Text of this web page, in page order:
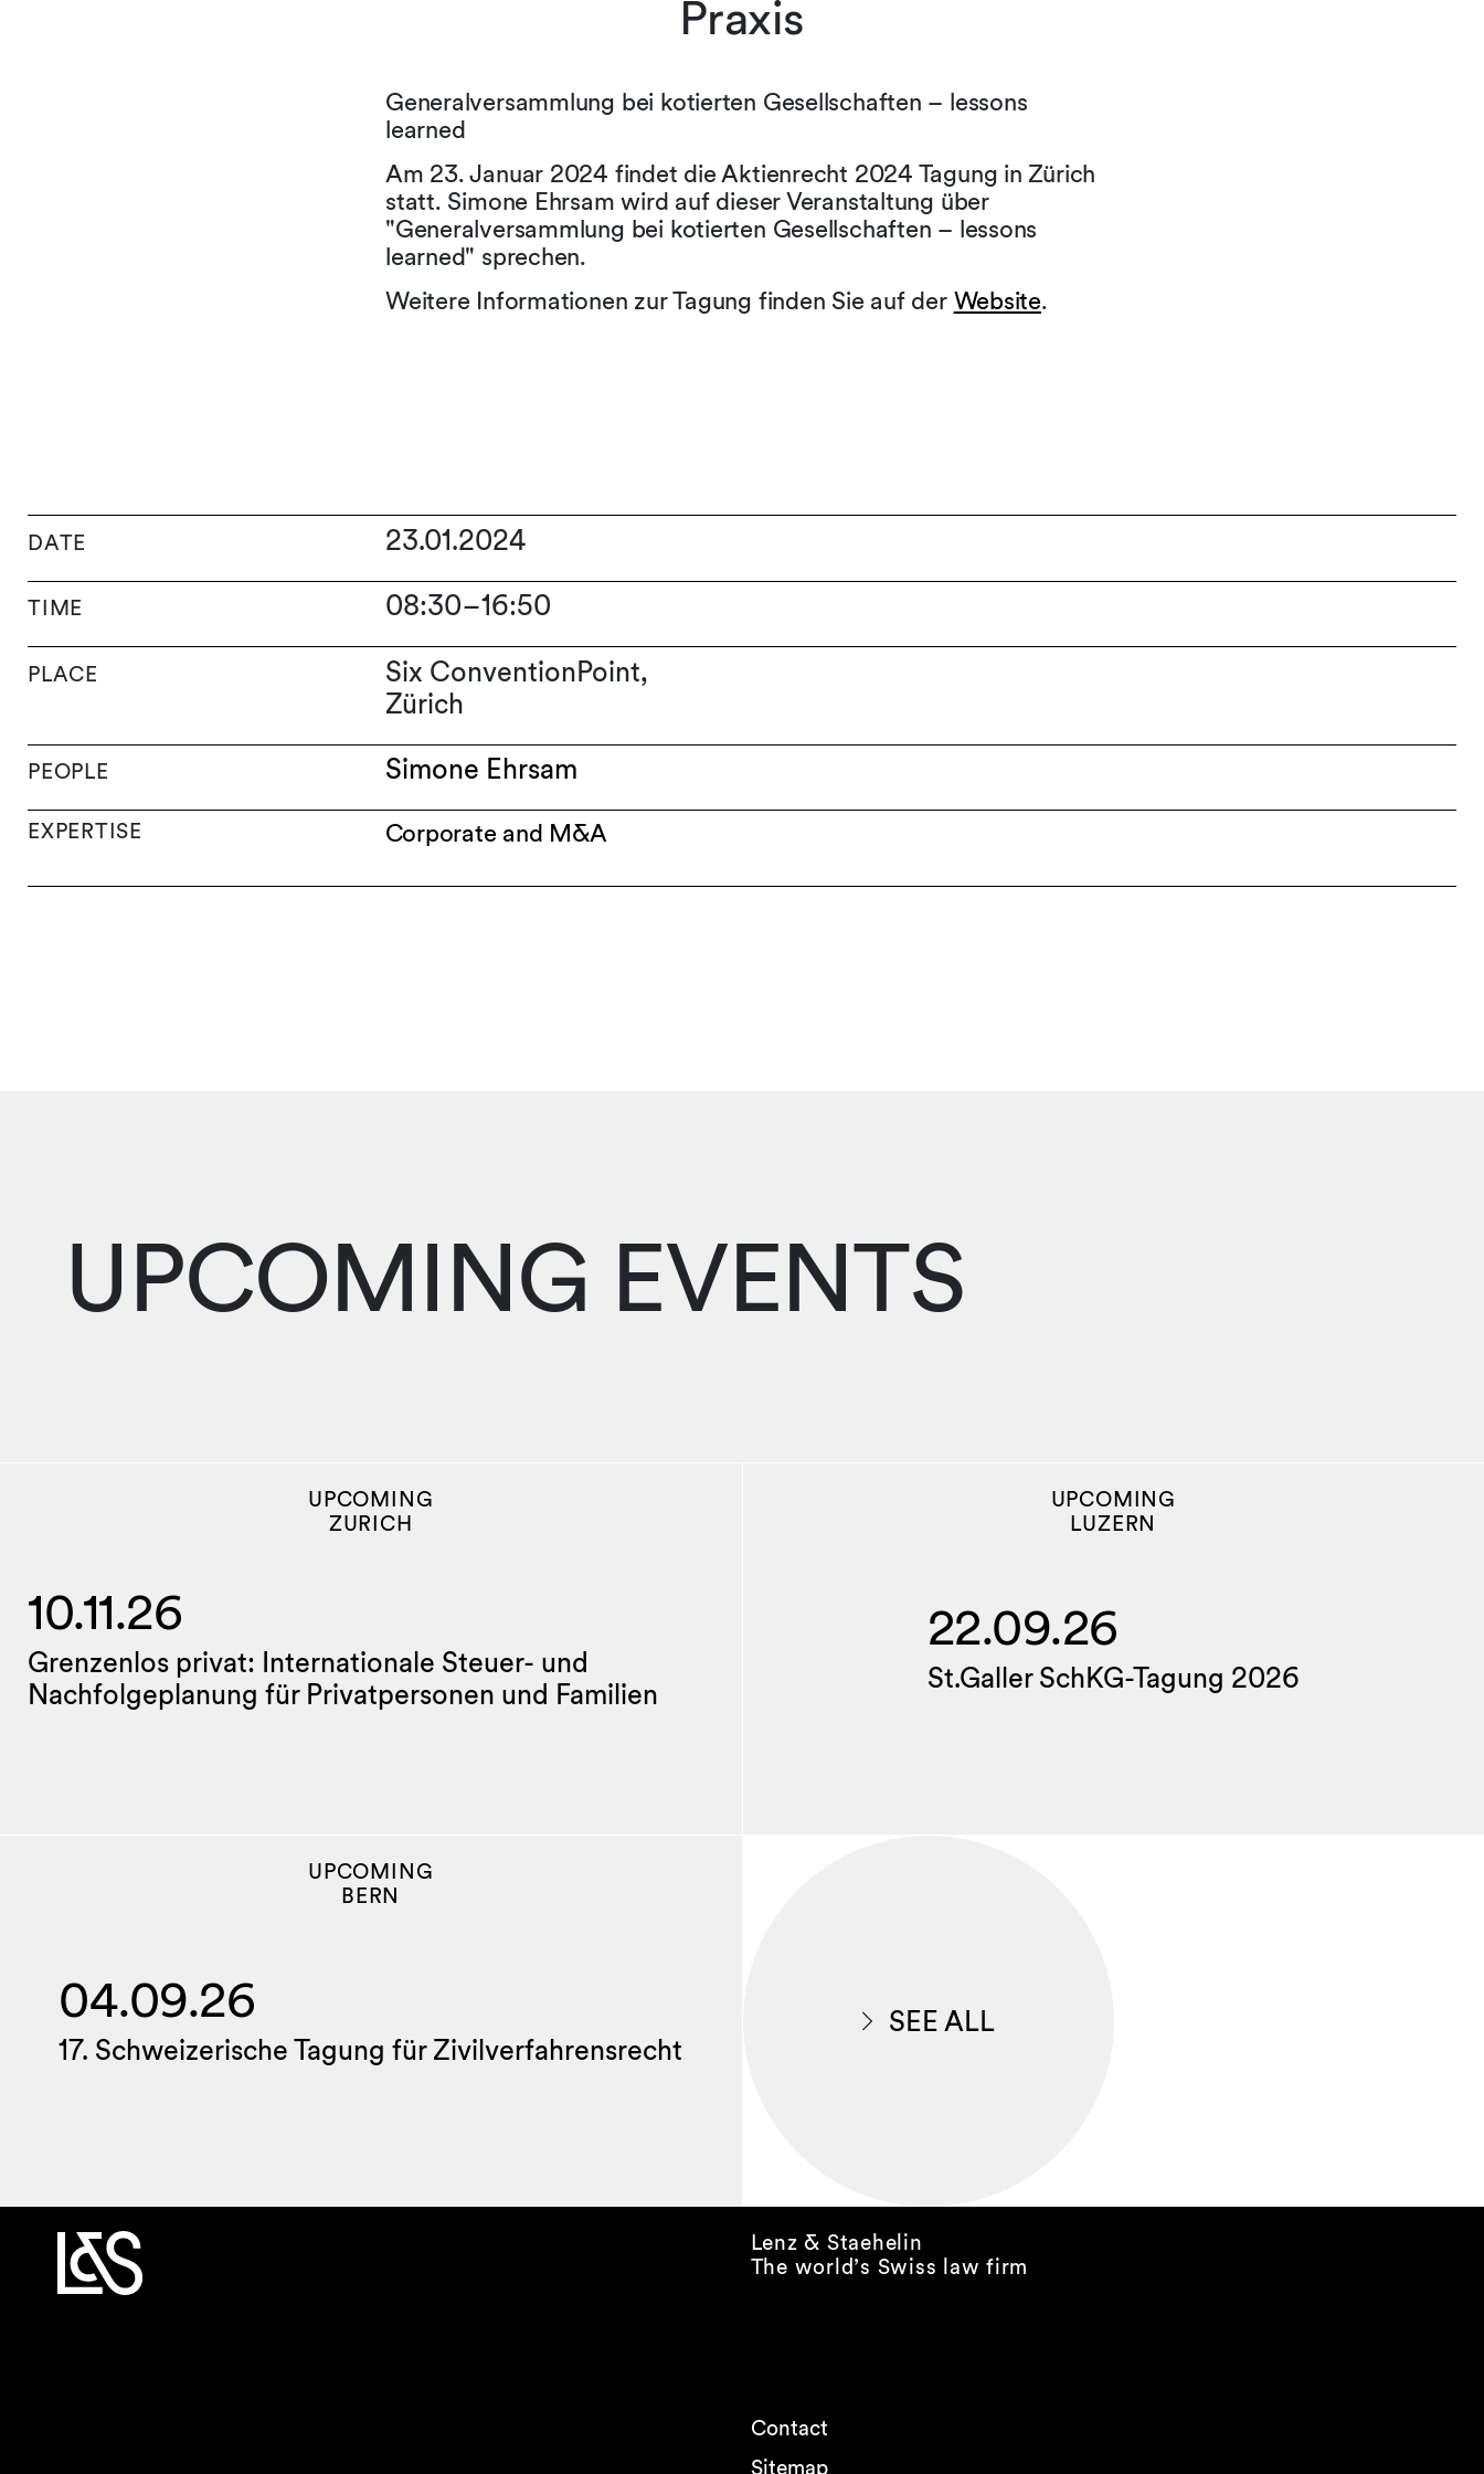
Praxis
Generalversammlung bei kotierten Gesellschaften – lessons
learned
Am 23. Januar 2024 findet die Aktienrecht 2024 Tagung in Zürich
statt. Simone Ehrsam wird auf dieser Veranstaltung über
"Generalversammlung bei kotierten Gesellschaften – lessons
learned" sprechen.
Weitere Informationen zur Tagung finden Sie auf der Website.
DATE 23.01.2024
TIME 08:30–16:50
PLACE
Six ConventionPoint,
Zürich
PEOPLE Simone Ehrsam
EXPERTISE Corporate and M&A
UPCOMING EVENTS
UPCOMING
ZURICH
10.11.26
Grenzenlos privat: Internationale Steuer- und
Nachfolgeplanung für Privatpersonen und Familien
UPCOMING
LUZERN
22.09.26
St.Galler SchKG-Tagung 2026
UPCOMING
BERN
04.09.26
17. Schweizerische Tagung für Zivilverfahrensrecht
SEE ALL
Lenz & Staehelin
The world’s Swiss law firm
Contact
Sitemap